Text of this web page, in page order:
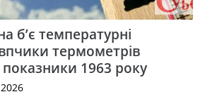
температурні
термометрів
1963 року